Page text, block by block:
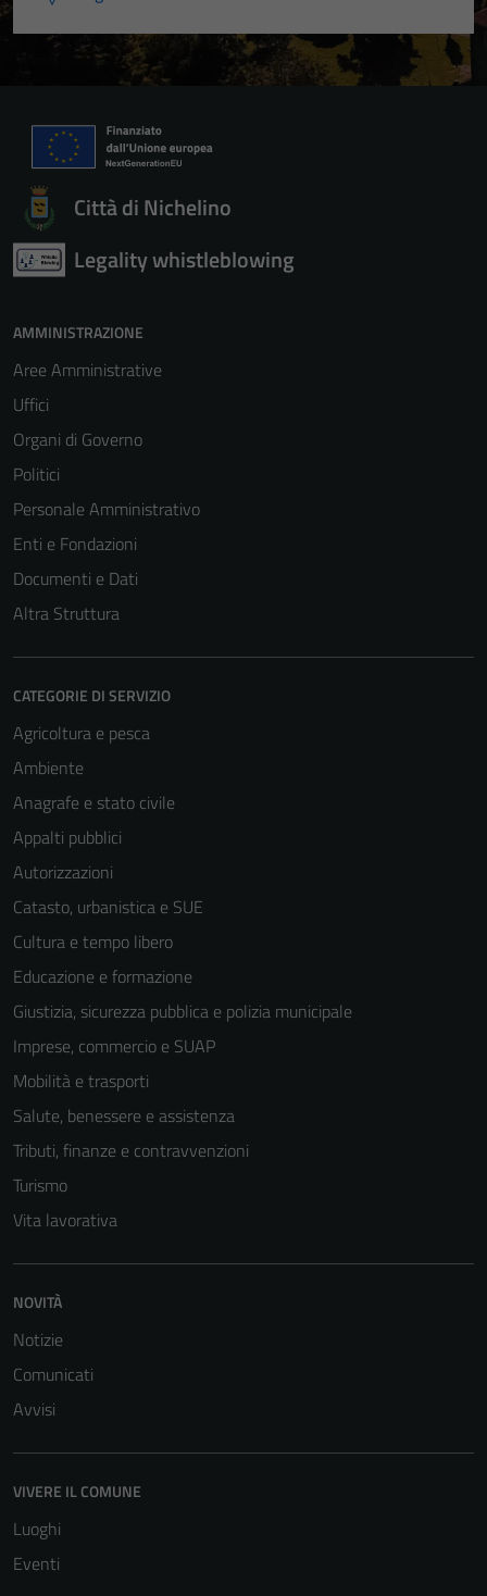
Città di Nichelino
Legality whistleblowing
AMMINISTRAZIONE
Aree Amministrative
Uffici
Organi di Governo
Politici
Personale Amministrativo
Enti e Fondazioni
Documenti e Dati
Altra Struttura
CATEGORIE DI SERVIZIO
Agricoltura e pesca
Ambiente
Anagrafe e stato civile
Appalti pubblici
Autorizzazioni
Catasto, urbanistica e SUE
Cultura e tempo libero
Educazione e formazione
Giustizia, sicurezza pubblica e polizia municipale
Imprese, commercio e SUAP
Mobilità e trasporti
Salute, benessere e assistenza
Tributi, finanze e contravvenzioni
Turismo
Vita lavorativa
NOVITÀ
Notizie
Comunicati
Avvisi
VIVERE IL COMUNE
Luoghi
Eventi